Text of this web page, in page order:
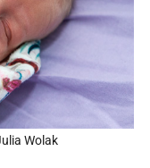
Wolak